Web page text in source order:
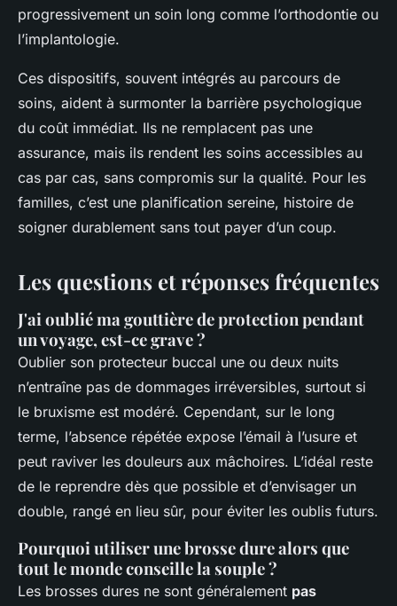
progressivement un soin long comme l’orthodontie ou
l’implantologie.
Ces dispositifs, souvent intégrés au parcours de
soins, aident à surmonter la barrière psychologique
du coût immédiat. Ils ne remplacent pas une
assurance, mais ils rendent les soins accessibles au
cas par cas, sans compromis sur la qualité. Pour les
familles, c’est une planification sereine, histoire de
soigner durablement sans tout payer d’un coup.
Les questions et réponses fréquentes
J'ai oublié ma gouttière de protection pendant
un voyage, est-ce grave ?
Oublier son protecteur buccal une ou deux nuits
n’entraîne pas de dommages irréversibles, surtout si
le bruxisme est modéré. Cependant, sur le long
terme, l’absence répétée expose l’émail à l’usure et
peut raviver les douleurs aux mâchoires. L’idéal reste
de le reprendre dès que possible et d’envisager un
double, rangé en lieu sûr, pour éviter les oublis futurs.
Pourquoi utiliser une brosse dure alors que
tout le monde conseille la souple ?
Les brosses dures ne sont généralement pas